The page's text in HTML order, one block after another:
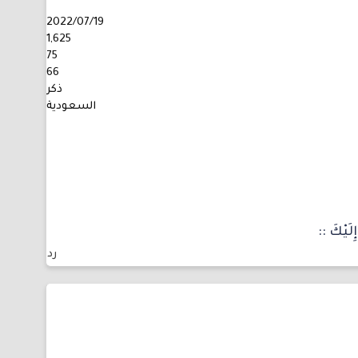
2022/07/19
1,625
75
66
ذكر
السعودية
::
رد